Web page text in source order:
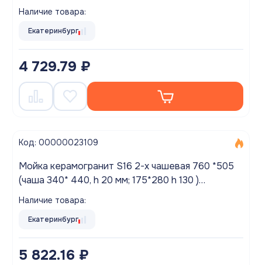
Наличие товара:
Екатеринбург
4 729.79 ₽
Код: 00000023109
Мойка керамогранит S16 2-х чашевая 760 *505
(чаша 340* 440, h 20 мм; 175*280 h 130 )
Наличие товара:
Екатеринбург
5 822.16 ₽